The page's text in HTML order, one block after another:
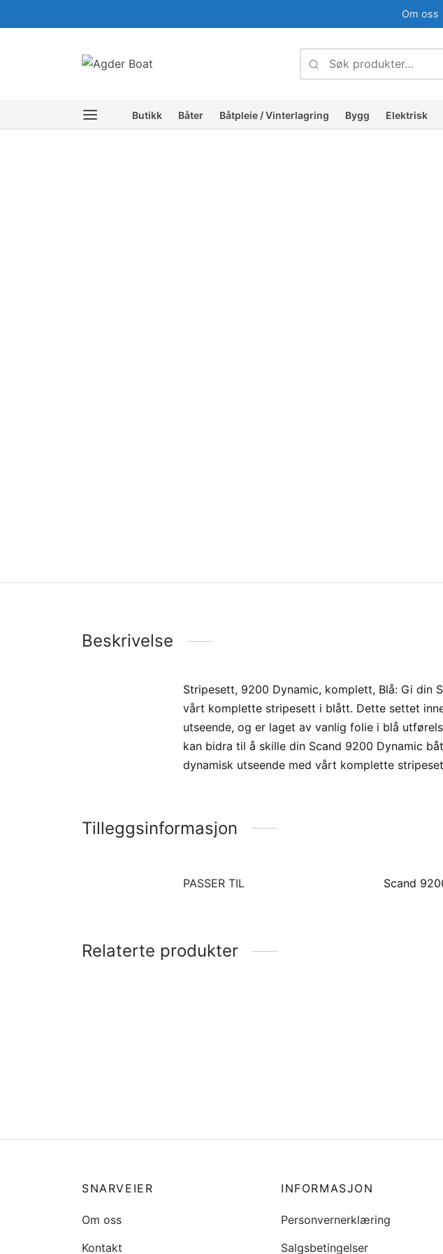
Om oss
Narrow
category:
Butikk Båter Båtpleie / Vinterlagring Bygg Elektrisk
Beskrivelse
Stripesett, 9200 Dynamic, komplett, Blå: Gi din
vårt komplette stripesett i blått. Dette settet
utseende, og er laget av vanlig folie i blå
kan bidra til å skille din Scand 9200 Dynamic
dynamisk utseende med vårt komplette
Tilleggsinformasjon
PASSER TIL Scand
Relaterte produkter
SNARVEIER
Om oss
Kontakt
INFORMASJON
Personvernerklæring
Salgsbetingelser